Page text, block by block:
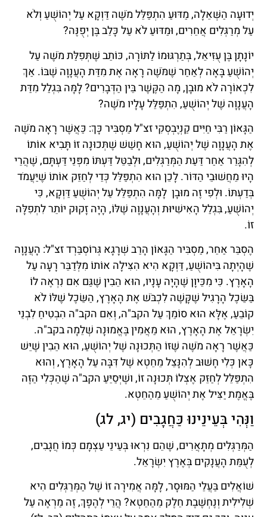
יְדוּעָה הַשְּׁאֵלָה, מַדּוּעַ הִתְפַּלֵּל מֹשֶׁה דַּוְקָא עַל יְהוֹשֻׁעַ וְלֹא
עַל מְרַגְּלִים אֲחֵרִים, וּמַדּוּעַ לֹא עַל כָּלֵב בֶּן יְפֻנֶּה?
יוֹנָתָן בֶּן עֻזִּיאֵל, בְּתַרְגּוּמוֹ לַתּוֹרָה, כּוֹתֵב שֶׁתְּפִלַּת מֹשֶׁה עַל
יְהוֹשֻׁעַ בָּאָה לְאַחַר שֶׁמֹּשֶׁה רָאָה אֶת מִדַּת הָעֲנָוָה שֶׁבּוֹ. אַךְ
לִכְאוֹרָה לֹא מוּבָן, מָה הַקֶּשֶׁר בֵּין הַדְּבָרִים? לָמָּה בִּגְלַל מִדַּת
הָעֲנָוָה שֶׁל יְהוֹשֻׁעַ, הִתְפַּלֵּל עָלָיו מֹשֶׁה?
הַגָּאוֹן רַבִּי חַיִּים קַנְיֶבְסְקִי זצ"ל מַסְבִּיר כָּךְ: כַּאֲשֶׁר רָאָה מֹשֶׁה
אֶת הָעֲנָוָה שֶׁל יְהוֹשֻׁעַ, הוּא חָשַׁשׁ שֶׁתְּכוּנָה זוֹ תָּבִיא אוֹתוֹ
לְהִגָּרֵר אַחַר דַּעַת הַמְּרַגְּלִים, וּלְבַטֵּל דַּעְתּוֹ מִפְּנֵי דַּעְתָּם, שֶׁהֲרֵי
הָיוּ מֵחֲשׁוּבֵי הַדּוֹר. לָכֵן הוּא הִתְפַּלֵּל כְּדֵי לְחַזֵּק אוֹתוֹ שֶׁיַּעֲמֹד
בְּדַעְתּוֹ. וּלְפִי זֶה מוּבָן לָמָּה הִתְפַּלֵּל עַל יְהוֹשֻׁעַ דַּוְקָא, כִּי
יְהוֹשֻׁעַ, בִּגְלַל הָאִישִׁיּוּת וְהָעֲנָוָה שֶׁלּוֹ, הָיָה זָקוּק יוֹתֵר לִתְפִלָּה
זוֹ.
הֶסְבֵּר אַחֵר, מַסְבִּיר הַגָּאוֹן הָרַב שְׁרָגָא גְּרוֹסְבַּרְד זצ"ל: הָעֲנָוָה
שֶׁהָיְתָה בִּיהוֹשֻׁעַ, דַּוְקָא הִיא הִצִּילָה אוֹתוֹ מִלְּדַבֵּר רָעָה עַל
הָאָרֶץ. כִּי מִכֵּיוָן שֶׁהָיָה עָנָיו, הוּא הֵבִין שֶׁגַּם אִם נִרְאֶה לוֹ
בַּשֵּׂכֶל הָרָגִיל שֶׁקָּשֶׁה לִכְבֹּשׁ אֶת הָאָרֶץ, הַשֵּׂכֶל שֶׁלּוֹ לֹא
קוֹבֵעַ, אֶלָּא הוּא סוֹמֵךְ עַל הקב"ה, וְאִם הקב"ה הִבְטִיחַ לִבְנֵי
יִשְׂרָאֵל אֶת הָאָרֶץ, הוּא מַאֲמִין בֶּאֱמוּנָה שְׁלֵמָה בקב"ה.
כַּאֲשֶׁר רָאָה מֹשֶׁה שֶׁזּוֹ הַתְּכוּנָה שֶׁל יְהוֹשֻׁעַ, הוּא הֵבִין שֶׁיֵּשׁ
כָּאן כְּלִי חָשׁוּב לְהִנָּצֵל מֵחֵטְא שֶׁל דִּבָּה עַל הָאָרֶץ, וְהוּא
הִתְפַּלֵּל לְחַזֵּק אֶצְלוֹ תְּכוּנָה זוֹ, ושֶׁיְּסַיֵּעַ הקב"ה שֶׁהַכְּלִי הַזֶּה
בֶּאֱמֶת יַצִּיל אֶת יְהוֹשֻׁעַ מֵהַחֵטְא.
וַנְּהִי בְּעֵינֵינוּ כַּחֲגָבִים (יג, לג)
הַמְּרַגְּלִים מְתָאֲרִים, שֶׁהֵם נִרְאוּ בְּעֵינֵי עַצְמָם כְּמוֹ חֲגָבִים,
לְעֻמַּת הָעֲנָקִים בְּאֶרֶץ יִשְׂרָאֵל.
שׁוֹאֲלִים בַּעֲלֵי הַמּוּסָר, לָמָּה אֲמִירָה זוֹ שֶׁל הַמְּרַגְּלִים הִיא
שְׁלִילִית וְנֶחְשֶׁבֶת חֵלֶק מֵהַחֵטְא? הֲרֵי לְהֶפֶךְ, זֶה מַרְאֶה עַל